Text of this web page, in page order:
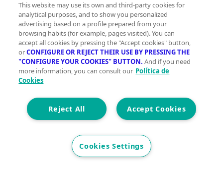
This website may use its own and third-party cookies for
analytical purposes, and to show you personalized
advertising based on a profile prepared from your
browsing habits (for example, pages visited). You can
accept all cookies by pressing the "Accept cookies" button,
orCONFIGURE OR REJECT THEIR USE BY PRESSING THE
"CONFIGURE YOUR COOKIES" BUTTON. And if you need
more information, you can consult our Política de
Cookies
Accept Cookies
Reject All
Cookies Settings